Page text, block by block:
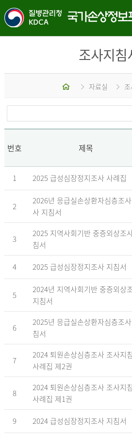
조사지침
홈 자료실
번호 제목
1 2025 급성심장정지조사 사례집
2
2026년 응급실손상환자심층조
사 지침서
3
2025 지역사회기반 중증외상조
침서
4 2025 급성심장정지조사 지침서
5
2024년 지역사회기반 중증외상
지침서
6
2025년 응급실손상환자심층조
침서
7
2024 퇴원손상심층조사 조사지
사례집 제2권
8
2024 퇴원손상심층조사 조사지
사례집 제1권
9 2024 급성심장정지조사 지침서